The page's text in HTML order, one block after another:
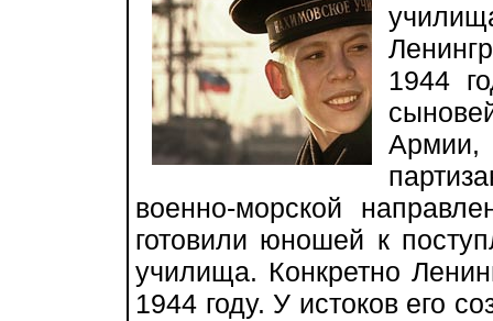
1944
военно-морской
готовили юношей к
училища. Конкретно
1944 году. У истоков его